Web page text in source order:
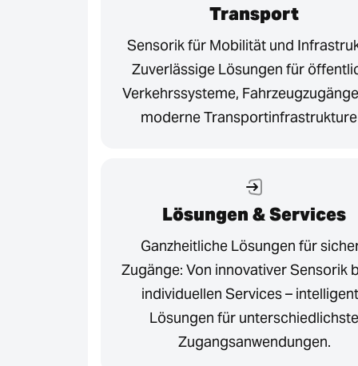
Transport
Sensorik für Mobilität und
Zuverlässige Lösungen für
Verkehrssysteme,
moderne
Lösungen & Services
Ganzheitliche Lösungen für
Zugänge: Von innovativer Sensorik
individuellen Services –
Lösungen für unterschiedlichste
Zugangsanwendungen.